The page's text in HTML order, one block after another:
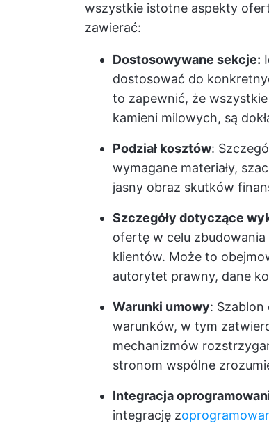
wszystkie istotne aspekty
zawierać:
Dostosowywane sekcje:
dostosować do
to zapewnić, że
kamieni milowych, są
Podział kosztów:
wymagane materiały,
jasny obraz skutków
Szczegóły dotyczące
ofertę w celu
klientów. Może to
autorytet prawny, dane
Warunki umowy:
warunków, w tym
mechanizmów
stronom wspólne
Integracja
integrację z